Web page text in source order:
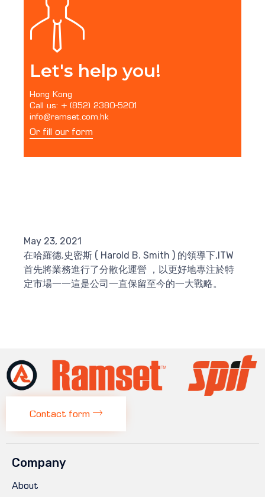
May 23, 2021
在哈羅德.史密斯 ( Harold B. Smith ) 的領導下,ITW
首先將業務進行了分散化運營 ，以更好地專注於特
定市場一一這是公司一直保留至今的一大戰略。
Let's help you!
Hong Kong
Call us: + (852) 2380-5201
info@ramset.com.hk
Or fill our form
Contact form
Company
About